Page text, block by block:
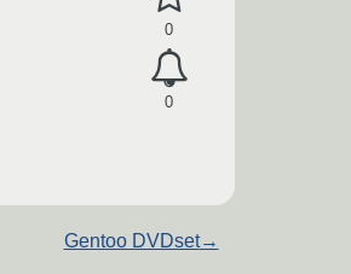
0
0
Gentoo DVDset→